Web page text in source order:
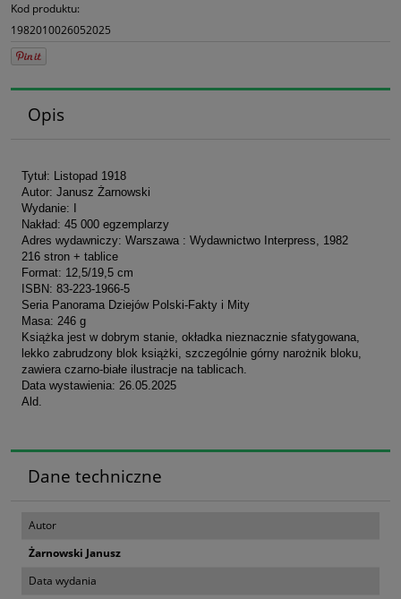
Kod produktu:
1982010026052025
Opis
Tytuł: Listopad 1918
Autor: Janusz Żarnowski
Wydanie: I
Nakład: 45 000 egzemplarzy
Adres wydawniczy: Warszawa : Wydawnictwo Interpress, 1982
216 stron + tablice
Format: 12,5/19,5 cm
ISBN: 83-223-1966-5
Seria Panorama Dziejów Polski-Fakty i Mity
Masa: 246 g
Książka jest w dobrym stanie, okładka nieznacznie sfatygowana,
lekko zabrudzony blok książki, szczególnie górny narożnik bloku,
zawiera czarno-białe ilustracje na tablicach.
Data wystawienia: 26.05.2025
Ald.
Dane techniczne
Autor
Żarnowski Janusz
Data wydania